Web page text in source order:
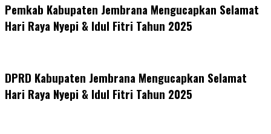
Pemkab Kabupaten Jembrana Mengucapkan Selamat
Hari Raya Nyepi & Idul Fitri Tahun 2025
DPRD Kabupaten Jembrana Mengucapkan Selamat
Hari Raya Nyepi & Idul Fitri Tahun 2025